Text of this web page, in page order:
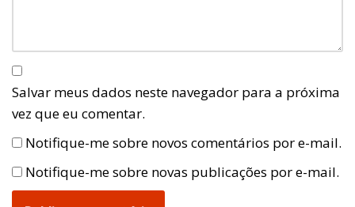
Salvar meus dados neste navegador para a próxima
vez que eu comentar.
Notifique-me sobre novos comentários por e-mail.
Notifique-me sobre novas publicações por e-mail.